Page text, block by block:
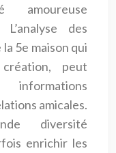
amoureuse
des
5e maison qui
peut
amicales.
diversité
enrichir les